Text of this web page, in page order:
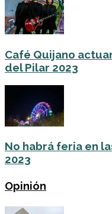
Café Quijano
del Pilar 2023
No habrá feria en
2023
Opinión